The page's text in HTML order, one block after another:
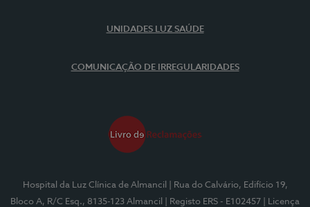
UNIDADES LUZ SAÚDE
COMUNICAÇÃO DE IRREGULARIDADES
Hospital da Luz Clínica de Almancil
| Rua do Calvário, Edifício 19,
Bloco A, R/C Esq., 8135-123 Almancil
| Registo ERS - E102457
| Licença